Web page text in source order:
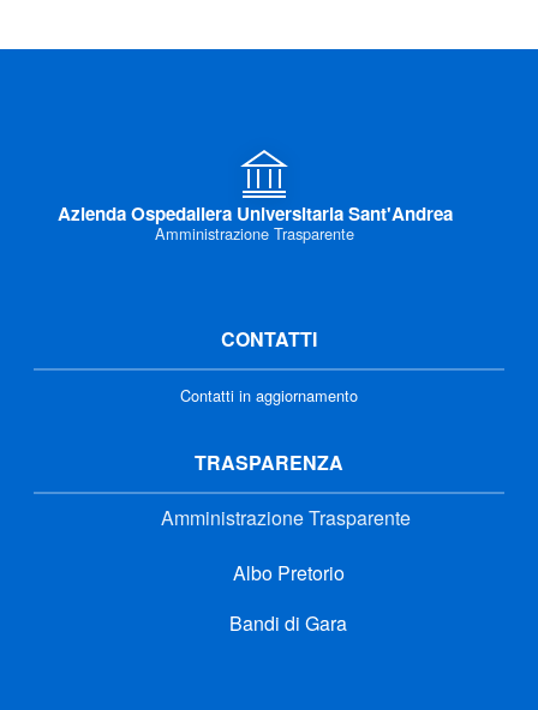
Azienda Ospedaliera Universitaria Sant'Andrea
Amministrazione Trasparente
CONTATTI
Contatti in aggiornamento
TRASPARENZA
Amministrazione Trasparente
Albo Pretorio
Bandi di Gara